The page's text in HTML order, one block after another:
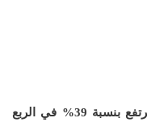
مبيعات «كيميفارم» للصناعات الدوائية ترتفع بنسبة 39% في الربع